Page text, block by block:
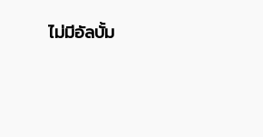
ไม่มีอัลบั้ม